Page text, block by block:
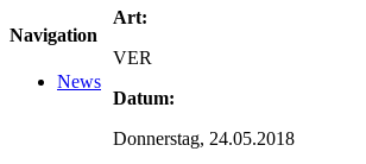
Art:
VER
Datum:
Donnerstag, 24.05.2018
Navigation
News